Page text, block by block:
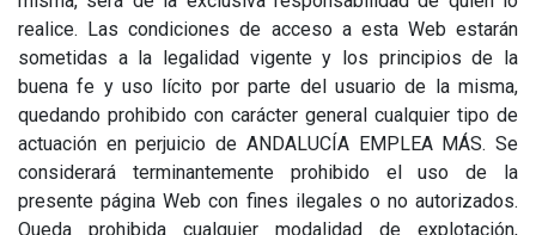
realice. Las condiciones de acceso a esta Web estarán
sometidas a la legalidad vigente y los principios de la
buena fe y uso lícito por parte del usuario de la misma,
quedando prohibido con carácter general cualquier tipo de
actuación en perjuicio de ANDALUCÍA EMPLEA MÁS. Se
considerará terminantemente prohibido el uso de la
presente página Web con fines ilegales o no autorizados.
Queda prohibida cualquier modalidad de explotación,